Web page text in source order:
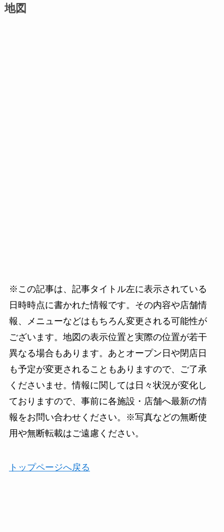
地図
※この記事は、記事タイトル左に表示されている
日時時点に書かれた情報です。その内容や店舗情
報、メニューなどはもちろん変更される可能性が
ございます。地図の表示位置と実際の位置が若干
異なる場合もあります。あとオープン日や閉店日
も予定が変更されることもありますので、ご了承
くださいませ。情報に関しては日々状況が変化し
ておりますので、事前に各施設・店舗へ最新の情
報をお問い合わせください。※写真などの無断使
用や無断転載はご遠慮ください。
トップページへ戻る